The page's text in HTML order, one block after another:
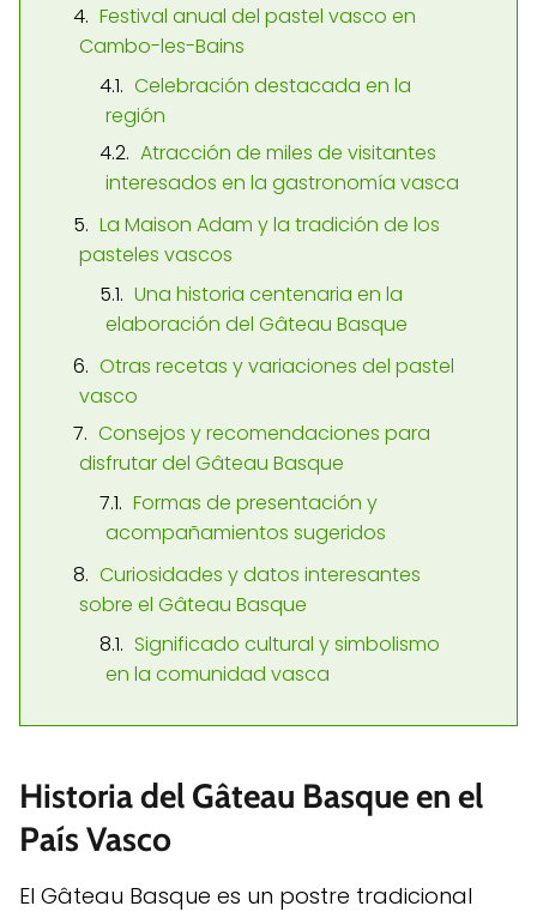
Festival anual del pastel vasco en
Cambo-les-Bains
Celebración destacada en la
región
Atracción de miles de visitantes
interesados en la gastronomía vasca
La Maison Adam y la tradición de los
pasteles vascos
Una historia centenaria en la
elaboración del Gâteau Basque
Otras recetas y variaciones del pastel
vasco
Consejos y recomendaciones para
disfrutar del Gâteau Basque
Formas de presentación y
acompañamientos sugeridos
Curiosidades y datos interesantes
sobre el Gâteau Basque
Significado cultural y simbolismo
en la comunidad vasca
Historia del Gâteau Basque en el
País Vasco
El Gâteau Basque es un postre tradicional